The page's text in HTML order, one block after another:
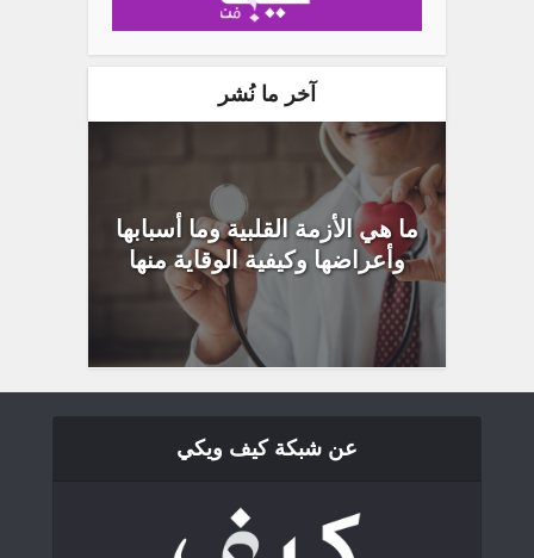
آخر ما نُشر
ما هي الأزمة القلبية وما أسبابها
وأعراضها وكيفية الوقاية منها
عن شبكة كيف ويكي